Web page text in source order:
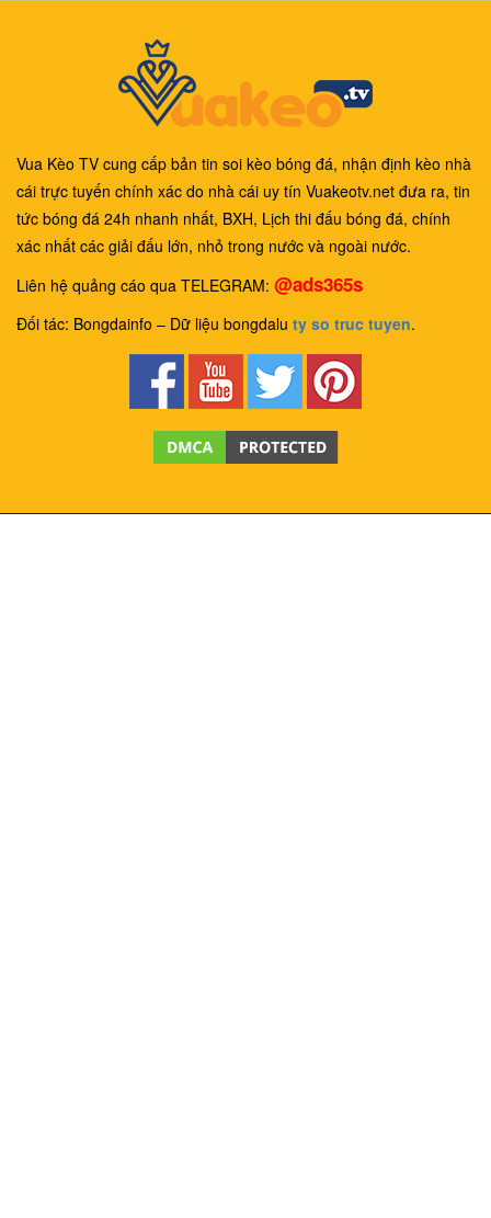
Vua Kèo TV cung cấp bản tin soi kèo bóng đá, nhận định kèo nhà
cái trực tuyến chính xác do nhà cái uy tín Vuakeotv.net đưa ra, tin
tức bóng đá 24h nhanh nhất, BXH, Lịch thi đấu bóng đá, chính
xác nhất các giải đấu lớn, nhỏ trong nước và ngoài nước.
Liên hệ quảng cáo qua TELEGRAM: @ads365s
Đối tác: Bongdainfo – Dữ liệu bongdalu ty so truc tuyen.